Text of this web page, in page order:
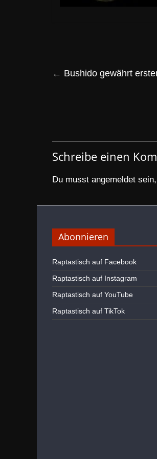
← Bushido gewährt
Schreibe einen
Du musst angemeldet
Abonnieren
Raptastisch auf Facebook
Raptastisch auf Instagram
Raptastisch auf YouTube
Raptastisch auf TikTok